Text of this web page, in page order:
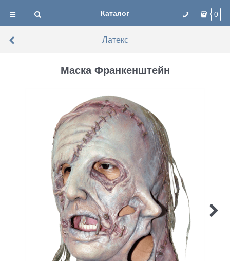
Каталог 0
Латекс
Маска Франкенштейн